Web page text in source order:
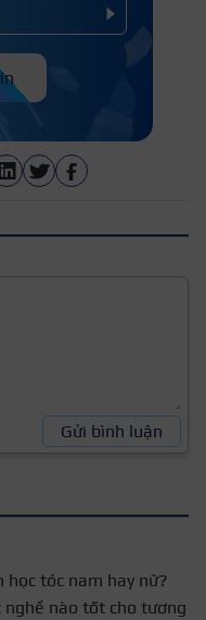
Gửi bình luận
học tóc nam hay nữ?
nghề nào tốt cho tương